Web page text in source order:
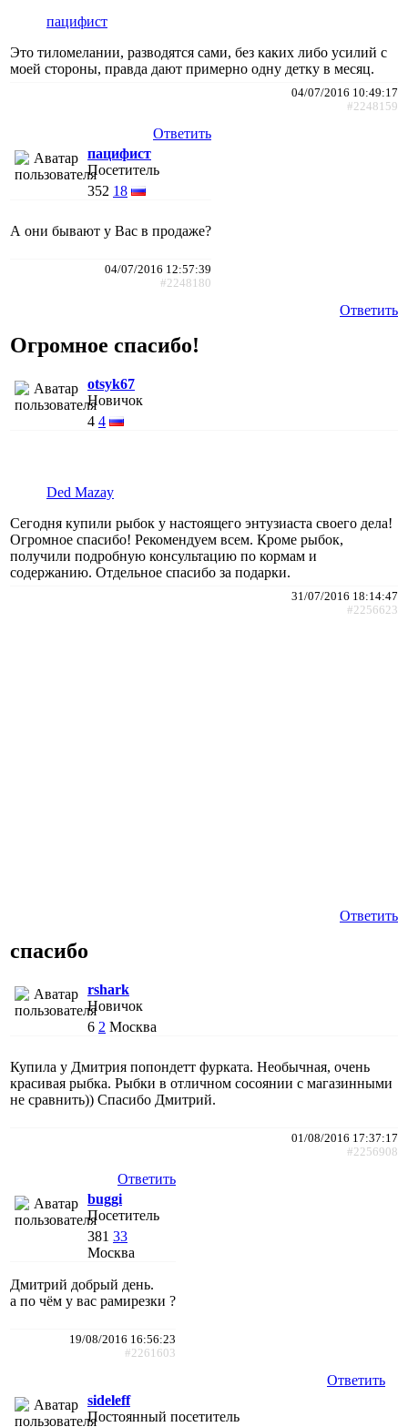
пацифист
Это тиломелании, разводятся сами, без каких либо усилий с
моей стороны, правда дают примерно одну детку в месяц.
04/07/2016 10:49:17
#2248159
Ответить
пацифист
Посетитель
352 18
А они бывают у Вас в продаже?
04/07/2016 12:57:39
#2248180
Ответить
Огромное спасибо!
otsyk67
Новичок
4 4
Ded Mazay
Сегодня купили рыбок у настоящего энтузиаста своего дела!
Огромное спасибо! Рекомендуем всем. Кроме рыбок,
получили подробную консультацию по кормам и
содержанию. Отдельное спасибо за подарки.
31/07/2016 18:14:47
#2256623
Ответить
спасибо
rshark
Новичок
6 2 Москва
Купила у Дмитрия попондетт фурката. Необычная, очень
красивая рыбка. Рыбки в отличном сосоянии с магазинными
не сравнить)) Спасибо Дмитрий.
01/08/2016 17:37:17
#2256908
Ответить
buggi
Посетитель
381 33
Москва
Дмитрий добрый день.
а по чём у вас рамирезки ?
19/08/2016 16:56:23
#2261603
Ответить
sideleff
Постоянный посетитель